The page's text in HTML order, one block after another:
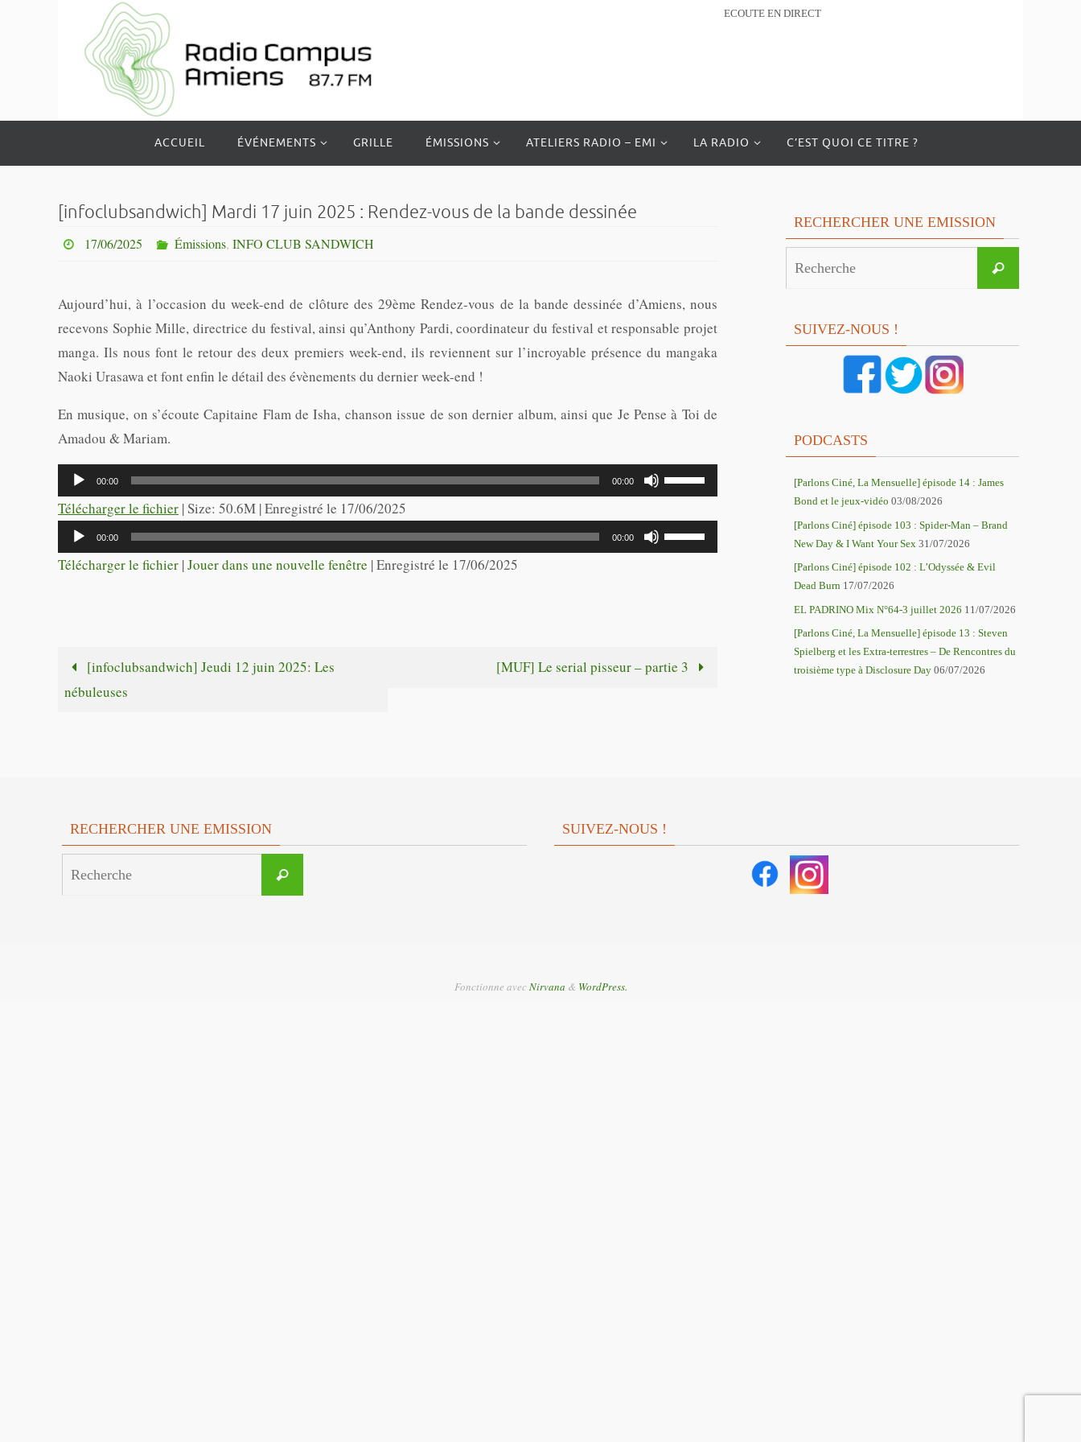
ECOUTE EN DIRECT
le
ACCUEIL ÉVÉNEMENTS GRILLE ÉMISSIONS ATELIERS RADIO – EMI LA RADIO C’EST QUOI CE TITRE ?
[infoclubsandwich] Mardi 17 juin 2025 : Rendez-vous de la bande dessinée
17/06/2025 Émissions, INFO CLUB SANDWICH
Aujourd’hui, à l’occasion du week-end de clôture des 29ème Rendez-vous de la bande dessinée d’Amiens, nous
recevons Sophie Mille, directrice du festival, ainsi qu’Anthony Pardi, coordinateur du festival et responsable projet
manga. Ils nous font le retour des deux premiers week-end, ils reviennent sur l’incroyable présence du mangaka
Naoki Urasawa et font enfin le détail des évènements du dernier week-end !
En musique, on s’écoute Capitaine Flam de Isha, chanson issue de son dernier album, ainsi que Je Pense à Toi de
Amadou & Mariam.
Lecteur
audio
00:00 00:00
Utilisez
les
flèches
le
Télécharger le fichier | Size: 50.6M | Enregistré le 17/06/2025
Lecteur
audio
00:00 00:00
Utilisez
les
ou
Télécharger le fichier |Jouer dans une nouvelle fenêtre |Enregistré le 17/06/2025
[infoclubsandwich] Jeudi 12 juin 2025: Les
nébuleuses
[MUF] Le serial pisseur – partie 3
RECHERCHER UNE EMISSION
Recherche
SUIVEZ-NOUS !
PODCASTS
[Parlons Ciné, La Mensuelle] épisode 14 : James
Bond et le jeux-vidéo 03/08/2026
[Parlons Ciné] épisode 103 : Spider-Man – Brand
New Day & I Want Your Sex 31/07/2026
[Parlons Ciné] épisode 102 : L’Odyssée & Evil
Dead Burn 17/07/2026
EL PADRINO Mix N°64-3 juillet 2026 11/07/2026
[Parlons Ciné, La Mensuelle] épisode 13 : Steven
Spielberg et les Extra-terrestres – De Rencontres du
troisième type à Disclosure Day 06/07/2026
RECHERCHER UNE EMISSION
Recherche
SUIVEZ-NOUS !
Fonctionne avec Nirvana & WordPress.